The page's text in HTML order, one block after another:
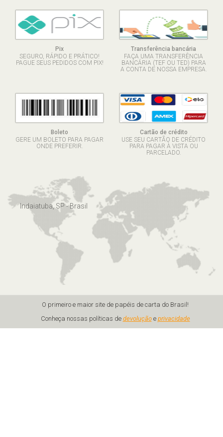
Pix
SEGURO, RÁPIDO E PRÁTICO!
PAGUE SEUS PEDIDOS COM PIX!
Transferência bancária
FAÇA UMA TRANSFERÊNCIA
BANCÁRIA (TEF OU TED) PARA
A CONTA DE NOSSA EMPRESA.
Boleto
GERE UM BOLETO PARA PAGAR
ONDE PREFERIR.
Cartão de crédito
USE SEU CARTÃO DE CRÉDITO
PARA PAGAR À VISTA OU
PARCELADO.
Indaiatuba, SP - Brasil
O primeiro e maior site de papéis de carta do Brasil!
Conheça nossas políticas de devoluçãoe privacidade